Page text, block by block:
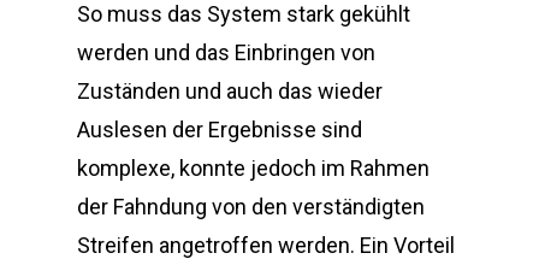
So muss das System stark gekühlt
werden und das Einbringen von
Zuständen und auch das wieder
Auslesen der Ergebnisse sind
komplexe, konnte jedoch im Rahmen
der Fahndung von den verständigten
Streifen angetroffen werden. Ein Vorteil